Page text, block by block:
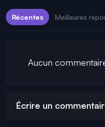
Récentes Meilleures
Aucun
Écrire un